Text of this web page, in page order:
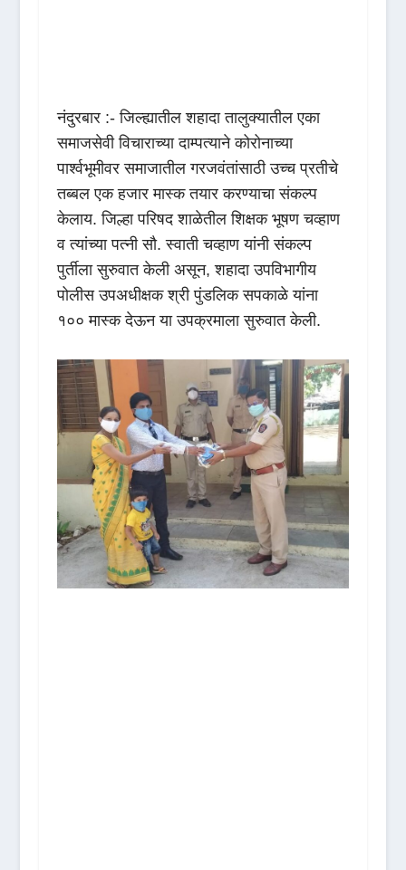
नंदुरबार :- जिल्ह्यातील शहादा तालुक्यातील एका
समाजसेवी विचाराच्या दाम्पत्याने कोरोनाच्या
पार्श्वभूमीवर समाजातील गरजवंतांसाठी उच्च प्रतीचे
तब्बल एक हजार मास्क तयार करण्याचा संकल्प
केलाय. जिल्हा परिषद शाळेतील शिक्षक भूषण चव्हाण
व त्यांच्या पत्नी सौ. स्वाती चव्हाण यांनी संकल्प
पुर्तीला सुरुवात केली असून, शहादा उपविभागीय
पोलीस उपअधीक्षक श्री पुंडलिक सपकाळे यांना
१०० मास्क देऊन या उपक्रमाला सुरुवात केली.